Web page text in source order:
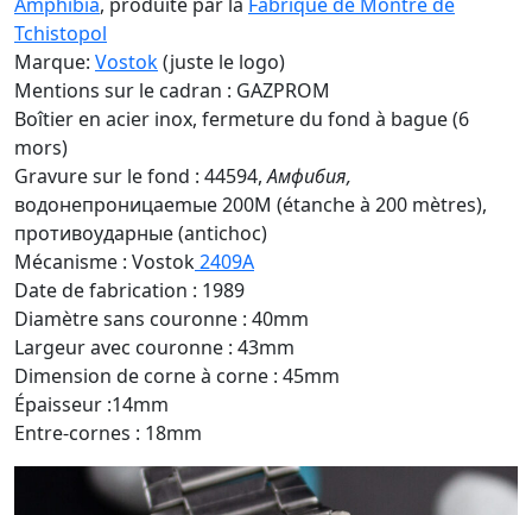
Tchistopol
Marque: Vostok(juste le logo)
Mentions sur le cadran : GAZPROM
Boîtier en acier inox, fermeture du fond à bague (6
mors)
Gravure sur le fond : 44594,Амфибия,
водонепроницаemыe 200M (étanche à 200 mètres),
противоударные (antichoc)
Mécanisme : Vostok2409A
Date de fabrication : 1989
Diamètre sans couronne : 40mm
Largeur avec couronne : 43mm
Dimension de corne à corne : 45mm
Épaisseur :14mm
Entre-cornes : 18mm